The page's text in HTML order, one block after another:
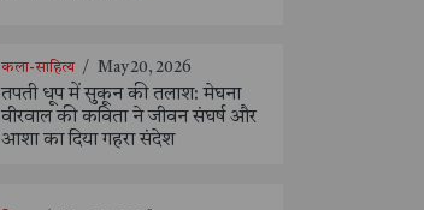
कला-साहित्य / May 20, 2026
तपती धूप में सुकून की तलाश: मेघना
वीरवाल की कविता ने जीवन संघर्ष और
आशा का दिया गहरा संदेश